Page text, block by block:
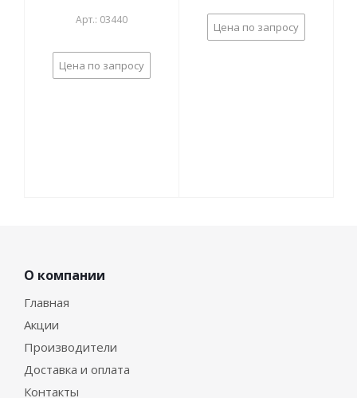
Арт.: 03440
Цена по запросу
Цена по запросу
О компании
Главная
Акции
Производители
Доставка и оплата
Контакты